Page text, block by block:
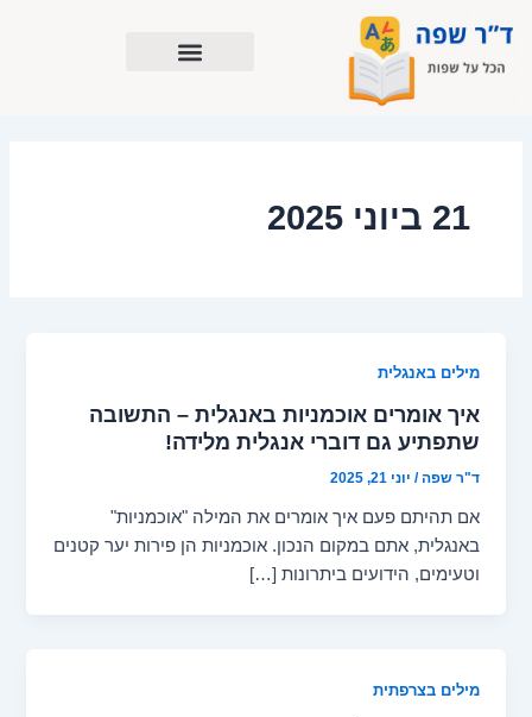
לתוכן
21 ביוני 2025
מילים באנגלית
איך אומרים אוכמניות באנגלית – התשובה
שתפתיע גם דוברי אנגלית מלידה!
ד"ר שפה/ יוני 21, 2025
אם תהיתם פעם איך אומרים את המילה "אוכמניות"
באנגלית, אתם במקום הנכון. אוכמניות הן פירות יער קטנים
וטעימים, הידועים ביתרונות […]
מילים בצרפתית